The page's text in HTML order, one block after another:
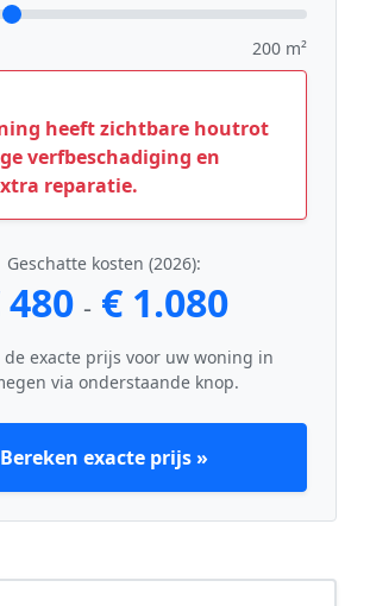
200 m²
heeft zichtbare houtrot
verfbeschadiging en
reparatie.
Geschatte kosten (2026):
480 - € 1.080
de exacte prijs voor uw woning in
via onderstaande knop.
Bereken exacte prijs »